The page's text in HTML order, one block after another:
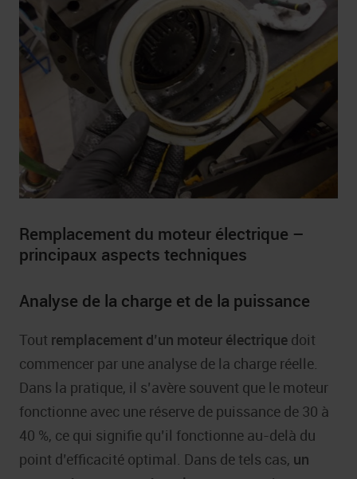
Remplacement du moteur électrique –
principaux aspects techniques
Analyse de la charge et de la puissance
Tout remplacement d’un moteur électrique doit
commencer par une analyse de la charge réelle.
Dans la pratique, il s’avère souvent que le moteur
fonctionne avec une réserve de puissance de 30 à
40 %, ce qui signifie qu’il fonctionne au-delà du
point d’efficacité optimal. Dans de tels cas, un